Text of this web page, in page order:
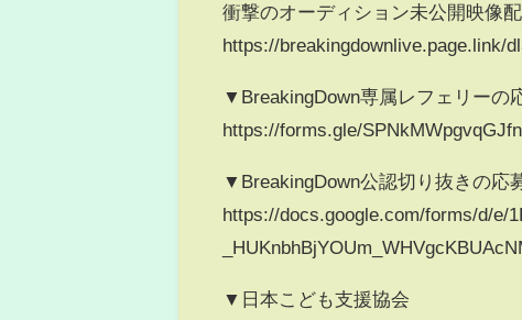
衝撃のオーディション未公開映像配
https://breakingdownlive.page.link/
▼BreakingDown専属レフェリーの
https://forms.gle/
▼BreakingDown公認切り抜きの応
https://docs.google.com/forms/d/e/
▼日本こども支援協会